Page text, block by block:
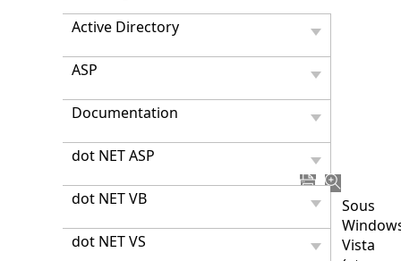
Active Directory
ASP
Documentation
dot NET ASP
dot NET VB
dot NET VS
Sous
Vista